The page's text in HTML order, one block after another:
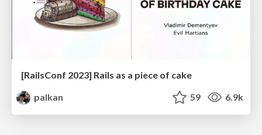
[RailsConf 2023] Rails as a piece of cake
palkan
59 6.9k